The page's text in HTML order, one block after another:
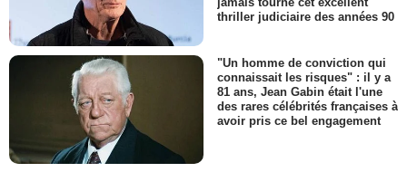
thriller judiciaire des années 90
"Un homme de conviction qui
connaissait les risques" : il y a
81 ans, Jean Gabin était l'une
des rares célébrités françaises à
avoir pris ce bel engagement